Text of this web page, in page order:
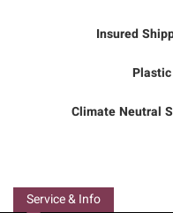
Insured
Climate Neutral
Service & Info